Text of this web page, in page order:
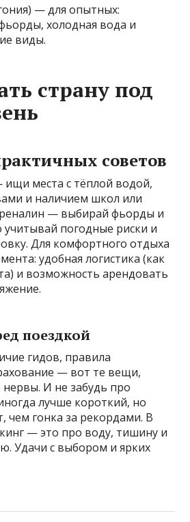
— для опытных:
холодная вода и
виды.
страну под
советов
места с тёплой водой,
и наличием школ или
— выбирай фьорды и
погодные риски и
Для комфортного отдыха
удобная логистика (как
и возможность арендовать
поездкой
гидов, правила
— вот те вещи,
И не забудь про
лучше короткий, но
чем гонка за рекордами. В
— это про воду, тишину и
Удачи с выбором и ярких